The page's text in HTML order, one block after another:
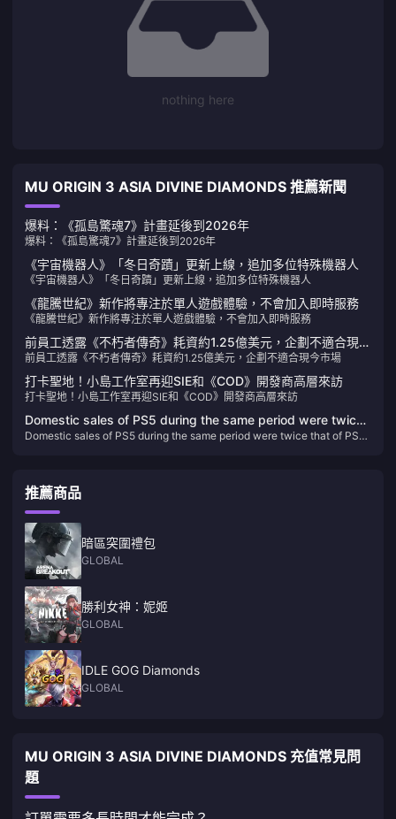
nothing here
MU ORIGIN 3 ASIA DIVINE DIAMONDS 推薦新聞
爆料：《孤島驚魂7》計畫延後到2026年
爆料：《孤島驚魂7》計畫延後到2026年
《宇宙機器人》「冬日奇蹟」更新上線，追加多位特殊機器人
《宇宙機器人》「冬日奇蹟」更新上線，追加多位特殊機器人
《龍騰世紀》新作將專注於單人遊戲體驗，不會加入即時服務
《龍騰世紀》新作將專注於單人遊戲體驗，不會加入即時服務
前員工透露《不朽者傳奇》耗資約1.25億美元，企劃不適合現今
市場
前員工透露《不朽者傳奇》耗資約1.25億美元，企劃不適合現今市場
打卡聖地！小島工作室再迎SIE和《COD》開發商高層來訪
打卡聖地！小島工作室再迎SIE和《COD》開發商高層來訪
Domestic sales of PS5 during the same period were twice
that of PS4, and China Star received more than 100
Domestic sales of PS5 during the same period were twice that of PS4,
推薦商品
暗區突圍禮包
GLOBAL
勝利女神：妮姬
GLOBAL
IDLE GOG Diamonds
GLOBAL
MU ORIGIN 3 ASIA DIVINE DIAMONDS 充值常見問
題